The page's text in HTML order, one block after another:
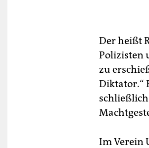
Der heißt
Polizisten
zu
Diktator.“
Im Verein